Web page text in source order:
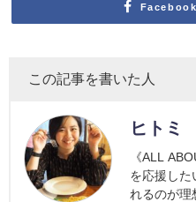
Facebook
この記事を書いた人
ヒトミ
《ALL
を応援した
れるのが理